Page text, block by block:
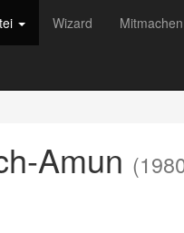
Wizard Mitmachen
Amun